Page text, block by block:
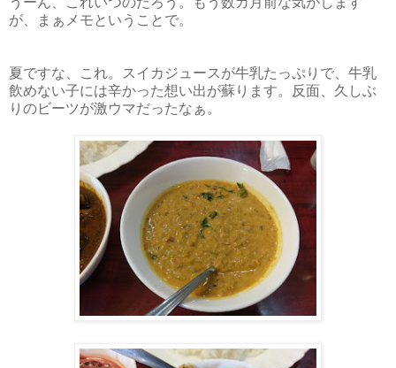
が、まぁメモということで。
夏ですな、これ。スイカジュースが牛乳たっぷりで、牛乳
飲めない子には辛かった想い出が蘇ります。反面、久しぶ
りのビーツが激ウマだったなぁ。